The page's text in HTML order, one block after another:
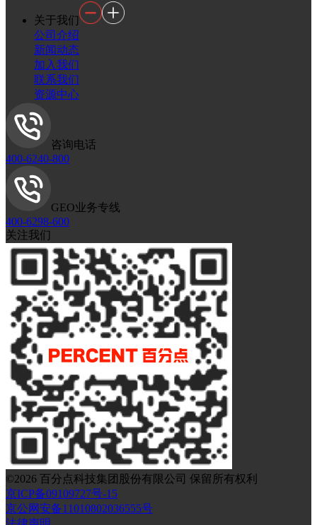
关于我们
公司介绍
新闻动态
加入我们
联系我们
资源中心
咨询电话
400-6240-800
GEO业务专线
400-6298-600
关注我们
©2026 百分点科技集团股份有限公司 保留所有权利
京ICP备09109727号-15
京公网安备11010802036555号